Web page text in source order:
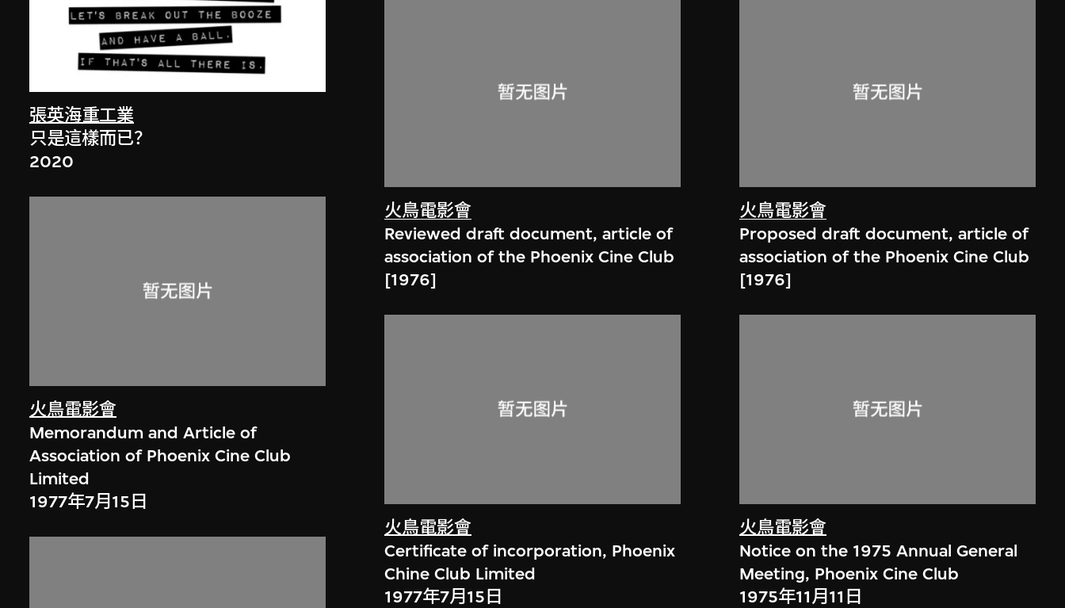
張英海重工業
只是這樣而已？
2020
火鳥電影會
Memorandum and Article of
Association of Phoenix Cine Club
Limited
1977年7月15日
火鳥電影會
Reviewed draft document, article of
association of the Phoenix Cine Club
[1976]
火鳥電影會
Certificate of incorporation, Phoenix
Chine Club Limited
1977年7月15日
火鳥電影會
Proposed draft document, article of
association of the Phoenix Cine Club
[1976]
火鳥電影會
Notice on the 1975 Annual General
Meeting, Phoenix Cine Club
1975年11月11日